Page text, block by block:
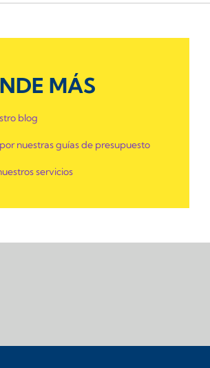
MÁS
blog
nuestras guías de presupuesto
servicios